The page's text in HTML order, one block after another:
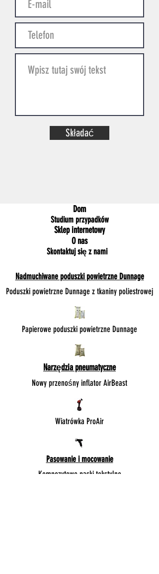
Składać
Dom
Studium przypadków
Sklep internetowy
O nas
Skontaktuj się z nami
Nadmuchiwane poduszki powietrzne Dunnage
Poduszki powietrzne Dunnage z tkaniny poliestrowej
Papierowe poduszki powietrzne Dunnage
Narzędzia pneumatyczne
Nowy przenośny inflator AirBeast
Wiatrówka ProAir
Pasowanie i mocowanie
Kompozytowe paski tekstylne